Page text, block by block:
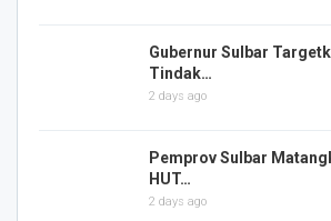
Gubernur Sulbar
Tindak…
2 days ago
Pemprov Sulbar
HUT…
2 days ago